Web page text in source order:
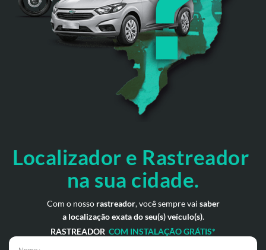
Localizador e Rastreador
na sua cidade.
Com o nosso rastreador, você sempre vai saber
a localização exata do seu(s) veículo(s).
RASTREADOR COM INSTALAÇÃO GRÁTIS*